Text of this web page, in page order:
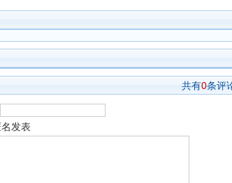
共有0条评
名发表